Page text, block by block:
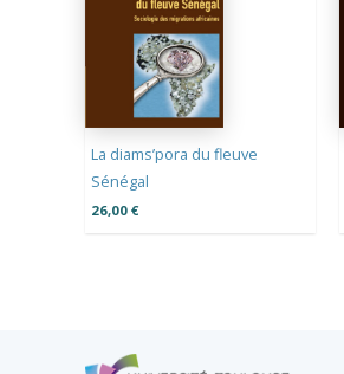
La diams’pora du fleuve
Sénégal
26,00 €